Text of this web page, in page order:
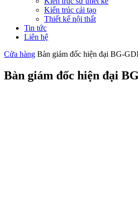
Kiến trúc cải tạo
Thiết kế nội thất
Tin tức
Liên hệ
Cửa hàng Bàn giám đốc hiện đại BG-
Bàn giám đốc hiện đại